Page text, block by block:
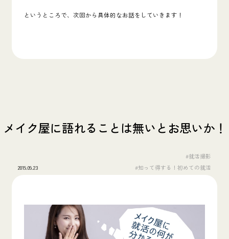
というところで、次回から具体的なお話をしていきます！
メイク屋に語れることは無いとお思いか！
2019.09.23
#就活撮影
#知って得する！初めての就活